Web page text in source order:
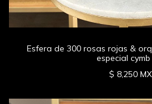
Esfera de 300 rosas rojas &
especial
$ 8,250